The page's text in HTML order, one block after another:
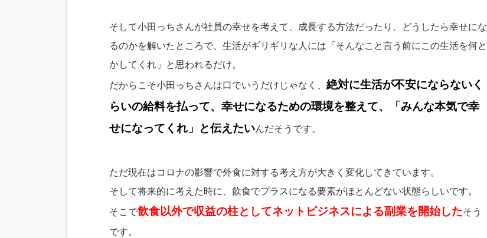
そして小田っちさんが社員の幸せを考えて、成長する方法だったり、どうしたら幸せにな
るのかを解いたところで、生活がギリギリな人には「そんなこと言う前にこの生活を何と
かしてくれ」と思われるだけ。
だからこそ小田っちさんは口でいうだけじゃなく
絶対に生活が不安にならないく
らいの給料を払って、幸せになるための環境を整えて、「みんな本気で幸
せになってくれ」と伝えたいんだそうです。
ただ現在はコロナの影響で外食に対する考え方が大きく変化してきています。
そして将来的に考えた時に、飲食でプラスになる要素がほとんどない状態らしいです。
そこで飲食以外で収益の柱としてネットビジネスによる副業を開始したそう
です。